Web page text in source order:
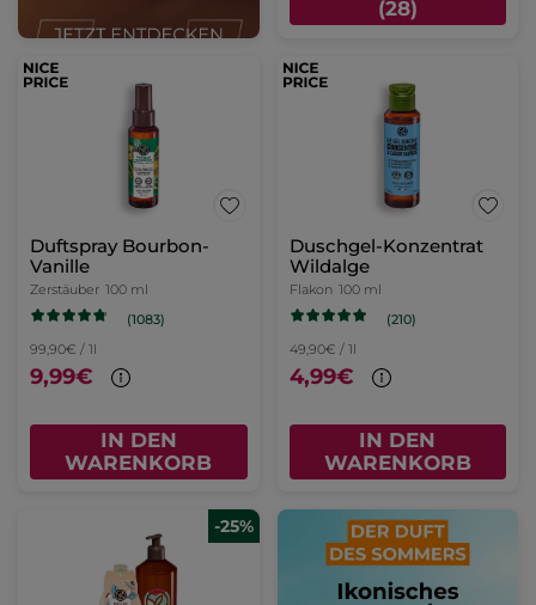
(28)
Duftspray Bourbon-
Vanille
Zerstäuber 100 ml
(1083)
99,90€ / 1l
9,99€
IN DEN
WARENKORB
Duschgel-Konzentrat
Wildalge
Flakon 100 ml
(210)
49,90€ / 1l
4,99€
IN DEN
WARENKORB
-25%